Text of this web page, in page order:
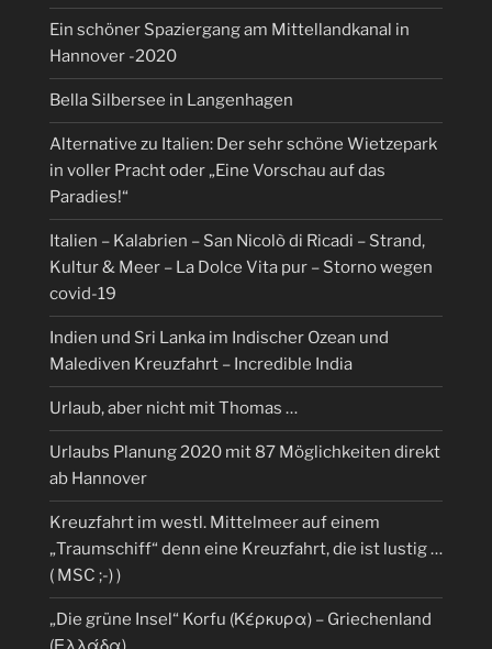
Ein schöner Spaziergang am Mittellandkanal in
Hannover -2020
Bella Silbersee in Langenhagen
Alternative zu Italien: Der sehr schöne Wietzepark
in voller Pracht oder „Eine Vorschau auf das
Paradies!“
Italien – Kalabrien – San Nicolò di Ricadi – Strand,
Kultur & Meer – La Dolce Vita pur – Storno wegen
covid-19
Indien und Sri Lanka im Indischer Ozean und
Malediven Kreuzfahrt – Incredible India
Urlaub, aber nicht mit Thomas …
Urlaubs Planung 2020 mit 87 Möglichkeiten direkt
ab Hannover
Kreuzfahrt im westl. Mittelmeer auf einem
„Traumschiff“ denn eine Kreuzfahrt, die ist lustig …
( MSC ;-) )
„Die grüne Insel“ Korfu (Κέρκυρα) – Griechenland